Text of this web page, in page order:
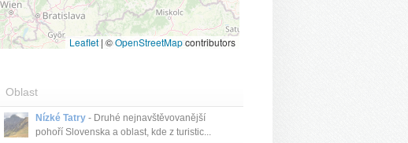
Leaflet | ©OpenStreetMapcontributors
Oblast
Nízké Tatry - Druhé nejnavštěvovanější
pohoří Slovenska a oblast, kde z turistic...